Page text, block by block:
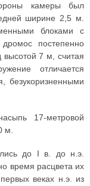
камеры был
ширине 2,5 м.
блоками с
постепенно
высотой 7 м, считая
отличается
безукоризненными
17-метровой
м.
до I в. до н.э.
время расцвета их
веках н.э. из